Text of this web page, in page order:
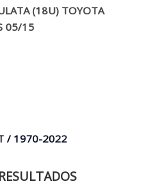
(18U) TOYOTA
05/15
/ 1970-2022